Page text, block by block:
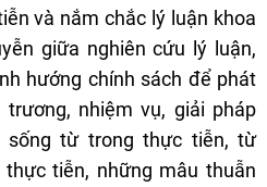
và nắm chắc lý luận khoa
giữa nghiên cứu lý luận,
hướng chính sách để phát
nhiệm vụ, giải pháp
từ trong thực tiễn, từ
tiễn, những mâu thuẫn